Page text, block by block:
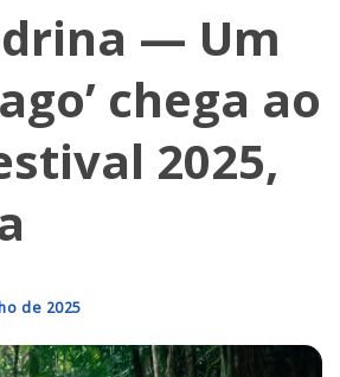
— Um
chega ao
2025,
de 2025